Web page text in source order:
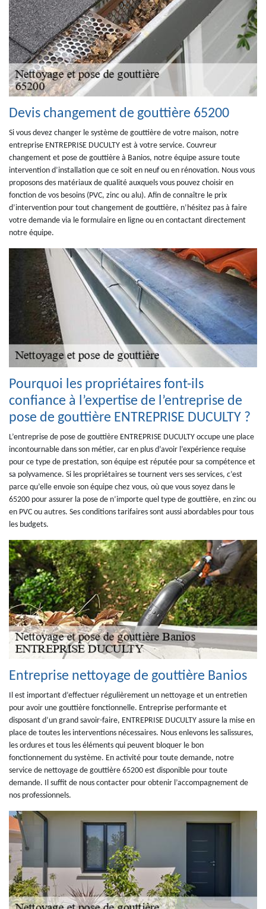
Devis changement de gouttière 65200
Si vous devez changer le système de gouttière de votre maison, notre
entreprise ENTREPRISE DUCULTY est à votre service. Couvreur
changement et pose de gouttière à Banios, notre équipe assure toute
intervention d’installation que ce soit en neuf ou en rénovation. Nous vous
proposons des matériaux de qualité auxquels vous pouvez choisir en
fonction de vos besoins (PVC, zinc ou alu). Afin de connaître le prix
d’intervention pour tout changement de gouttière, n’hésitez pas à faire
votre demande via le formulaire en ligne ou en contactant directement
notre équipe.
Pourquoi les propriétaires font-ils
confiance à l’expertise de l’entreprise de
pose de gouttière ENTREPRISE DUCULTY ?
L’entreprise de pose de gouttière ENTREPRISE DUCULTY occupe une place
incontournable dans son métier, car en plus d’avoir l’expérience requise
pour ce type de prestation, son équipe est réputée pour sa compétence et
sa polyvamence. Si les propriétaires se tournent vers ses services, c’est
parce qu’elle envoie son équipe chez vous, où que vous soyez dans le
65200 pour assurer la pose de n’importe quel type de gouttière, en zinc ou
en PVC ou autres. Ses conditions tarifaires sont aussi abordables pour tous
les budgets.
Entreprise nettoyage de gouttière Banios
Il est important d’effectuer régulièrement un nettoyage et un entretien
pour avoir une gouttière fonctionnelle. Entreprise performante et
disposant d’un grand savoir-faire, ENTREPRISE DUCULTY assure la mise en
place de toutes les interventions nécessaires. Nous enlevons les salissures,
les ordures et tous les éléments qui peuvent bloquer le bon
fonctionnement du système. En activité pour toute demande, notre
service de nettoyage de gouttière 65200 est disponible pour toute
demande. Il suffit de nous contacter pour obtenir l’accompagnement de
nos professionnels.